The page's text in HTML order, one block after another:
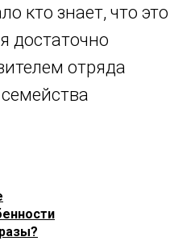
кто знает, что это
достаточно
отряда